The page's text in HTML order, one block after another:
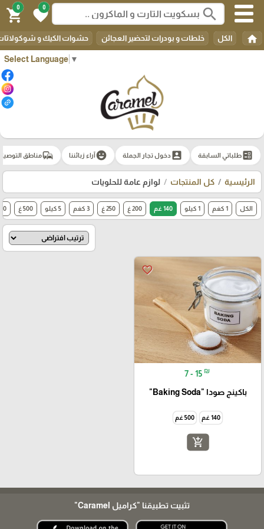
Select Language ▼
search
0
favorite
0
shopping_cart
home الكل خلطات و بودرات لتحضير العجائن حشوات الكيك و
ballotطلباتي السابقة account_box دخول تجار الجملة emoji_emotionsآراء زبائننا commuteمناطق
الرئيسية كل المنتجات لوازم عامة للحلويات
الكل 1 كغم 1 كيلو 140 غم 200 غ 250 غ 3 كغم 5 كيلو 500 غ 500
favorite_border
7 - 15 ₪
باكينج صودا "Baking Soda"
140 غم 500 غم
add_shopping_cart
تثبيت تطبيقنا "كراميل Caramel"